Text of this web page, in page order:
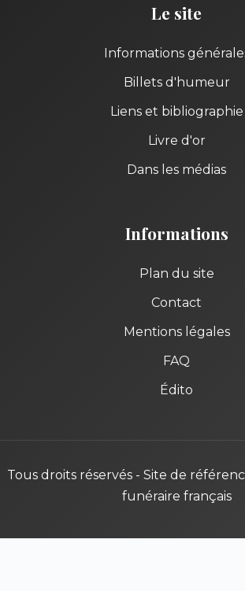
Le site
Informations
Billets d'humeur
Liens et bibliographie
Livre d'or
Dans les médias
Informations
Plan du site
Contact
Mentions légales
FAQ
Édito
Tous droits réservés - Site de
funéraire français